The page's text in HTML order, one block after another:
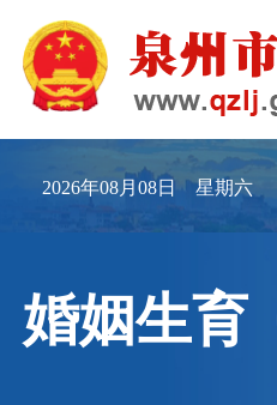
2026年08月08日 星期六
婚姻生育